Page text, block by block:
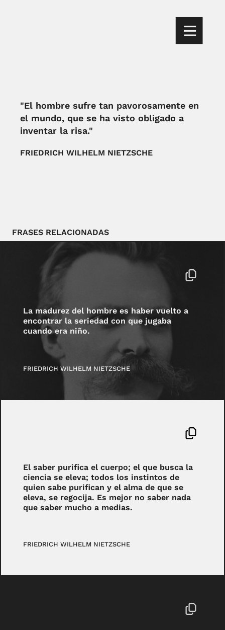
"El hombre sufre tan pavorosamente en
el mundo, que se ha visto obligado a
inventar la risa."
FRIEDRICH WILHELM NIETZSCHE
FRASES RELACIONADAS
La madurez del hombre es haber vuelto a
encontrar la seriedad con que jugaba
cuando era niño.
FRIEDRICH WILHELM NIETZSCHE
El saber purifica el cuerpo; el que busca la
ciencia se eleva; todos los instintos de
quien sabe purifican y el alma de que se
eleva, se regocija. Es mejor no saber nada
que saber mucho a medias.
FRIEDRICH WILHELM NIETZSCHE